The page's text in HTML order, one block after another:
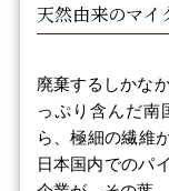
天然由来のマイ
廃棄するしかな
っぷり含んだ南
ら、極細の繊維
日本国内でのパ